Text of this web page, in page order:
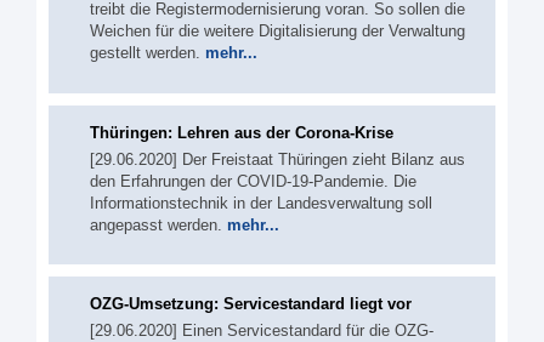
treibt die Registermodernisierung voran. So sollen die
Weichen für die weitere Digitalisierung der Verwaltung
gestellt werden. mehr...
Thüringen: Lehren aus der Corona-Krise
[29.06.2020] Der Freistaat Thüringen zieht Bilanz aus
den Erfahrungen der COVID-19-Pandemie. Die
Informationstechnik in der Landesverwaltung soll
angepasst werden. mehr...
OZG-Umsetzung: Servicestandard liegt vor
[29.06.2020] Einen Servicestandard für die OZG-